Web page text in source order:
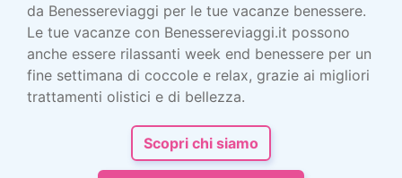
da Benessereviaggi per le tue vacanze benessere.
Le tue vacanze con Benessereviaggi.it possono
anche essere rilassanti week end benessere per un
fine settimana di coccole e relax, grazie ai migliori
trattamenti olistici e di bellezza.
Scopri chi siamo